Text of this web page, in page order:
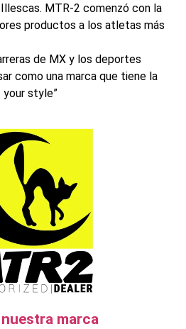
MTR-2 comenzó con la
productos a los atletas más
de MX y los deportes
como una marca que tiene la
style”
marca